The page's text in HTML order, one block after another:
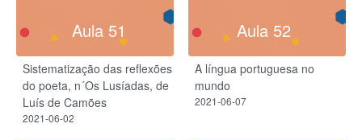
Aula 51
Sistematização das reflexões
do poeta, n´Os Lusíadas, de
Luís de Camões
2021-06-02
Aula 52
A língua portuguesa no
mundo
2021-06-07